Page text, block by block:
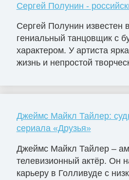
Сергей Полунин -
Сергей Полунин известен
гениальный танцовщик с
характером. У артиста
жизнь и непростой
Джеймс Майкл Тайлер:
сериала «Друзья»
Джеймс Майкл Тайлер –
телевизионный актёр. Он
карьеру в Голливуде с